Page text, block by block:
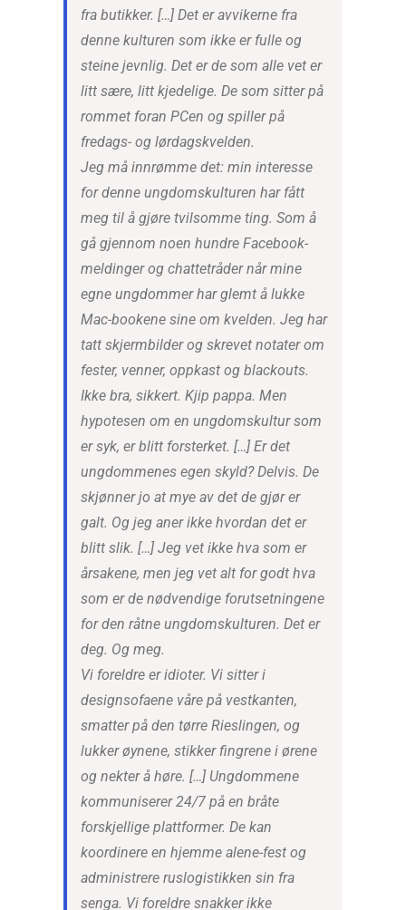
fra butikker. […] Det er avvikerne fra
denne kulturen som ikke er fulle og
steine jevnlig. Det er de som alle vet er
litt sære, litt kjedelige. De som sitter på
rommet foran PCen og spiller på
fredags- og lørdagskvelden.
Jeg må innrømme det: min interesse
for denne ungdomskulturen har fått
meg til å gjøre tvilsomme ting. Som å
gå gjennom noen hundre Facebook-
meldinger og chattetråder når mine
egne ungdommer har glemt å lukke
Mac-bookene sine om kvelden. Jeg har
tatt skjermbilder og skrevet notater om
fester, venner, oppkast og blackouts.
Ikke bra, sikkert. Kjip pappa. Men
hypotesen om en ungdomskultur som
er syk, er blitt forsterket. […] Er det
ungdommenes egen skyld? Delvis. De
skjønner jo at mye av det de gjør er
galt. Og jeg aner ikke hvordan det er
blitt slik. […] Jeg vet ikke hva som er
årsakene, men jeg vet alt for godt hva
som er de nødvendige forutsetningene
for den råtne ungdomskulturen. Det er
deg. Og meg.
Vi foreldre er idioter. Vi sitter i
designsofaene våre på vestkanten,
smatter på den tørre Rieslingen, og
lukker øynene, stikker fingrene i ørene
og nekter å høre. […] Ungdommene
kommuniserer 24/7 på en bråte
forskjellige plattformer. De kan
koordinere en hjemme alene-fest og
administrere ruslogistikken sin fra
senga. Vi foreldre snakker ikke